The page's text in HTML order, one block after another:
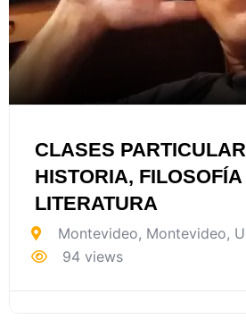
CLASES
HISTORIA, FILOSOFÍA
LITERATURA
Montevideo, Montevideo,
94 views